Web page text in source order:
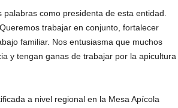
como presidenta de esta entidad.
trabajar en conjunto, fortalecer
familiar. Nos entusiasma que muchos
y tengan ganas de trabajar por la apicultura
a nivel regional en la Mesa Apícola